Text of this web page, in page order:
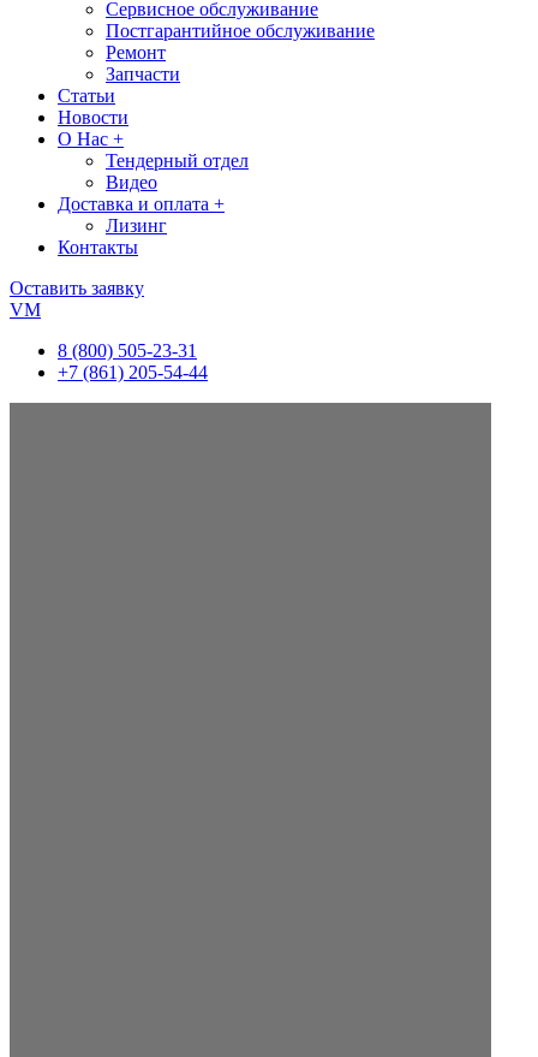
Сервисное обслуживание
Постгарантийное обслуживание
Ремонт
Запчасти
Статьи
Новости
О Нас +
Тендерный отдел
Видео
Доставка и оплата +
Лизинг
Контакты
Оставить заявку
VM
8 (800) 505-23-31
+7 (861) 205-54-44